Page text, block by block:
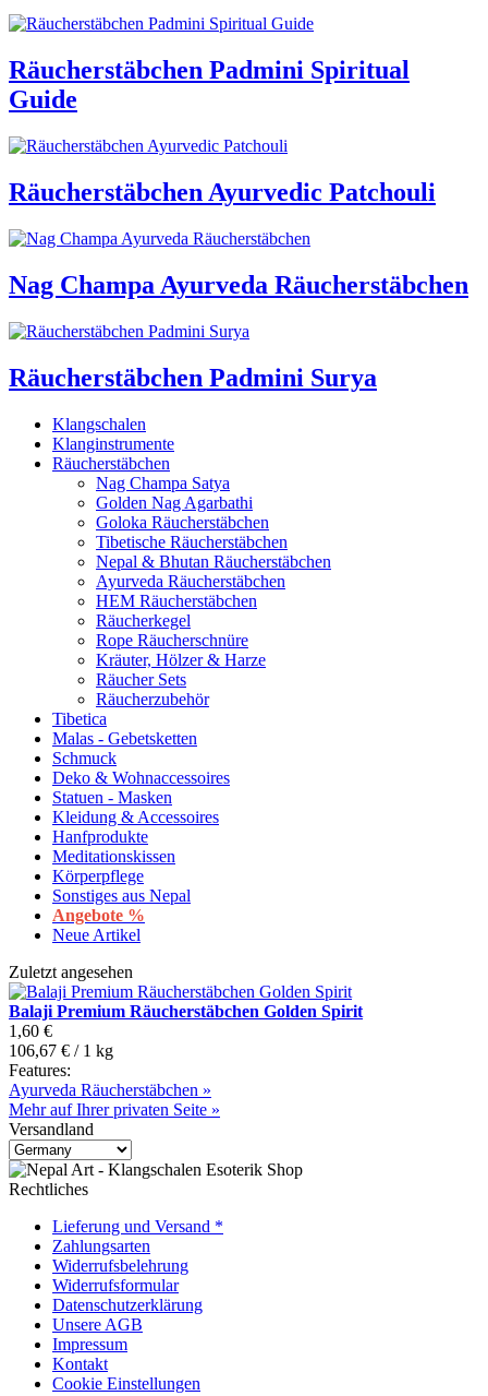
Räucherstäbchen Padmini Spiritual
Guide
Räucherstäbchen Ayurvedic Patchouli
Nag Champa Ayurveda Räucherstäbchen
Räucherstäbchen Padmini Surya
Klangschalen
Klanginstrumente
Räucherstäbchen
Nag Champa Satya
Golden Nag Agarbathi
Goloka Räucherstäbchen
Tibetische Räucherstäbchen
Nepal & Bhutan Räucherstäbchen
Ayurveda Räucherstäbchen
HEM Räucherstäbchen
Räucherkegel
Rope Räucherschnüre
Kräuter, Hölzer & Harze
Räucher Sets
Räucherzubehör
Tibetica
Malas - Gebetsketten
Schmuck
Deko & Wohnaccessoires
Statuen - Masken
Kleidung & Accessoires
Hanfprodukte
Meditationskissen
Körperpflege
Sonstiges aus Nepal
Angebote %
Neue Artikel
Zuletzt angesehen
Balaji Premium Räucherstäbchen Golden Spirit
1,60 €
106,67 € / 1 kg
Features:
Ayurveda Räucherstäbchen »
Mehr auf Ihrer privaten Seite »
Versandland
Rechtliches
Lieferung und Versand *
Zahlungsarten
Widerrufsbelehrung
Widerrufsformular
Datenschutzerklärung
Unsere AGB
Impressum
Kontakt
Cookie Einstellungen